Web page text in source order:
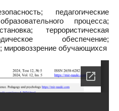
педагогические
процесса;
террористическая
обеспечение;
мировоззрение обучающихся